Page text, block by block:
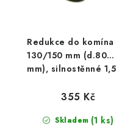
Redukce do komína
130/150 mm (d.80
mm), silnostěnné 1,5
Skladem (1 ks)
355 Kč